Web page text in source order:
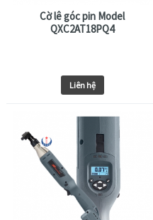
Cờ lê góc pin Model
QXC2AT18PQ4
Liên hệ